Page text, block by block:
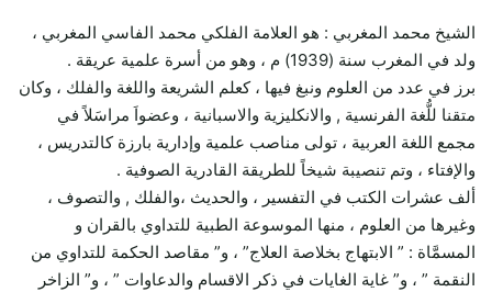
الشيخ محمد المغربي : هو العلامة الفلكي محمد الفاسي المغربي ،
ولد في المغرب سنة (1939) م ، وهو من أسرة علمية عريقة .
برز في عدد من العلوم ونبغ فيها ، كعلم الشريعة واللغة والفلك ، وكان
متقنا للُّغة الفرنسية , والانكليزية والاسبانية ، وعضواَ مراسَلاً في
مجمع اللغة العربية ، تولى مناصب علمية وإدارية بارزة كالتدريس ،
والإفتاء ، وتم تنصيبة شيخاً للطريقة القادرية الصوفية .
ألف عشرات الكتب في التفسير ، والحديث ،والفلك , والتصوف ،
وغيرها من العلوم ، منها الموسوعة الطبية للتداوي بالقران و
المسمَّاة : ” الابتهاج بخلاصة العلاج” ، و” مقاصد الحكمة للتداوي من
النقمة ” ، و” غاية الغايات في ذكر الاقسام والدعاوات ” ، و” الزاخر